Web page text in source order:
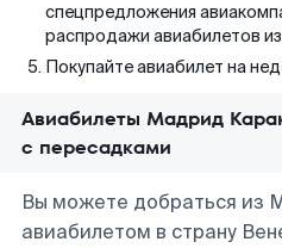
спецпредложения
распродажи авиабилетов
Покупайте авиабилет на
Авиабилеты Мадрид
с пересадками
Вы можете добраться из
авиабилетом в страну